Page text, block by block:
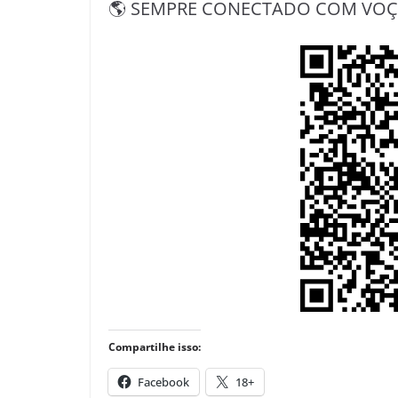
🌎 SEMPRE CONECTADO COM
Compartilhe isso:
Facebook 18+